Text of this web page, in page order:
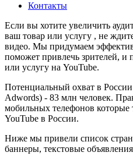
Контакты
Если вы хотите увеличить
ваш товар или услугу , не
видео. Мы придумаем
поможет привлечь зрителей, и
или услугу на YouTube.
Потенциальный охват в
Adwords) - 83 млн человек.
мобильных телефонов которые
YouTube в России.
Ниже мы привели список
баннеры, текстовые